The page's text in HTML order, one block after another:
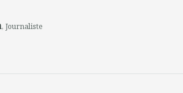
, Journaliste